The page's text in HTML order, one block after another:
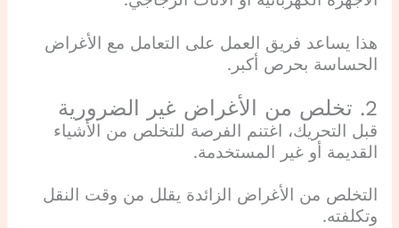
هذا يساعد فريق العمل على التعامل مع الأغراض
الحساسة بحرص أكبر.
2. تخلص من الأغراض غير الضرورية
قبل التحريك، اغتنم الفرصة للتخلص من الأشياء
القديمة أو غير المستخدمة.
التخلص من الأغراض الزائدة يقلل من وقت النقل
وتكلفته.